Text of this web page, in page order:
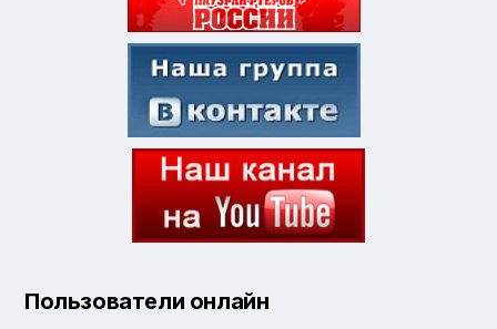
Пользователи онлайн